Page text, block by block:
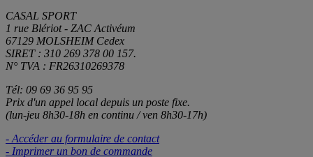
CASAL SPORT
1 rue Blériot - ZAC Activéum
67129 MOLSHEIM Cedex
SIRET : 310 269 378 00 157.
N° TVA : FR26310269378
Tél: 09 69 36 95 95
Prix d'un appel local depuis un poste fixe.
(lun-jeu 8h30-18h en continu / ven 8h30-17h)
- Accéder au formulaire de contact
- Imprimer un bon de commande